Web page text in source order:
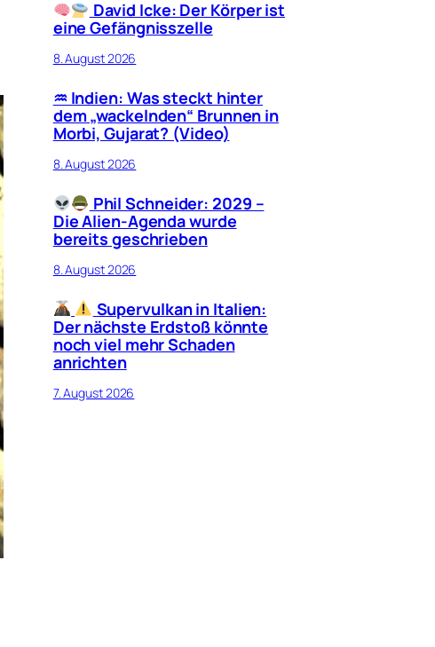
David Icke: Der Körper ist
eine Gefängnisszelle
8. August 2026
♒︎ Indien: Was steckt hinter
dem „wackelnden“ Brunnen in
Morbi, Gujarat? (Video)
8. August 2026
Phil Schneider: 2029 –
Die Alien-Agenda wurde
bereits geschrieben
8. August 2026
Supervulkan in Italien:
Der nächste Erdstoß könnte
noch viel mehr Schaden
anrichten
7. August 2026